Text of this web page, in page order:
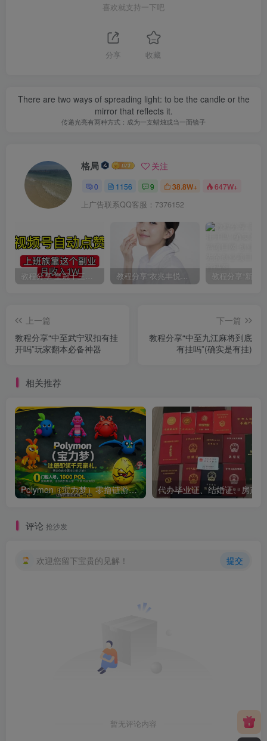
喜欢就支持一下吧
分享 收藏
There are two ways of spreading light: to be the candle or the
mirror that reflects it.
传递光亮有两种方式：成为一支蜡烛或当一面镜子
格局 关注
0 1156 9 38.8W+ 647W+
上广告联系QQ客服：7376152
教程分享“皇冠十三水有挂吗果然有挂”(确实真的有挂) 教程分享“衣兆丰悦有挂的吗”(确实真的有挂)
上一篇
教程分享“中至武宁双扣有挂
开吗”玩家翻本必备神器
下一篇
教程分享“中至九江麻将到底
有挂吗”(确实是有挂)
相关推荐
Polymon（宝力梦）零撸链游天花板，稳定收益，轻松变现，今日全球首发！
评论 抢沙发
欢迎您留下宝贵的见解！ 提交
暂无评论内容